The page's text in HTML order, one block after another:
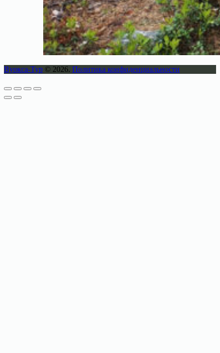
Вуокса-Тур © 2026. Политика конфиденциальности